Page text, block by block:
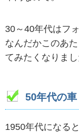
30～40年代はフ
なんだかこのあ
てみたくなりまし
50年代の車
1950年代になる